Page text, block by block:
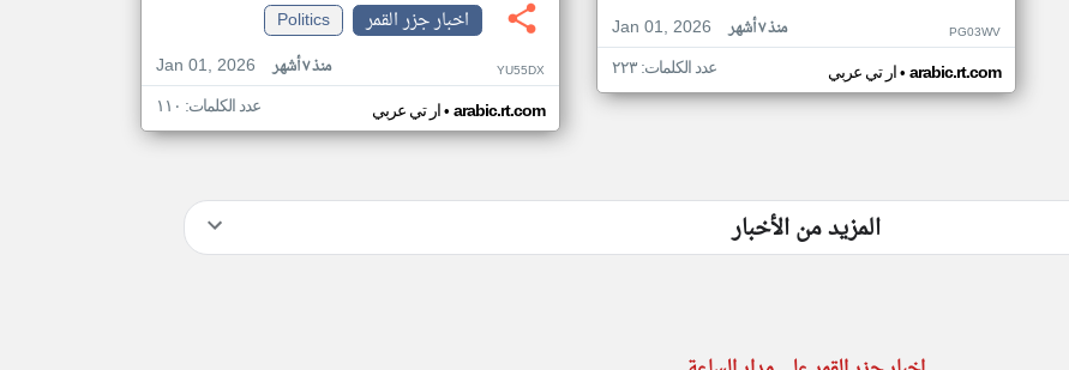
Jan 01, 2026
منذ ٧ أشهر PG03WV
ار تي عربي• arabic.rt.com عدد الكلمات: ٢٢٣
اخبار جزر القمر
Politics
Jan 01, 2026
منذ ٧ أشهر YU55DX
ار تي عربي• arabic.rt.com عدد الكلمات: ١١٠
المزيد من الأخبار